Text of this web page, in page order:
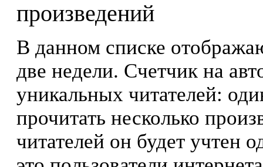
произведений
В данном списке
две недели. Счетчик на
уникальных читателей:
прочитать несколько
читателей он будет учтен